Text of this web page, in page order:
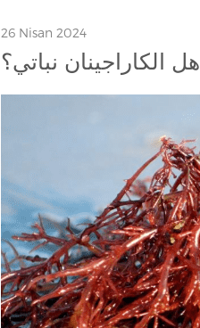
26 Nisan 2024
هل الكاراجينان نباتي؟